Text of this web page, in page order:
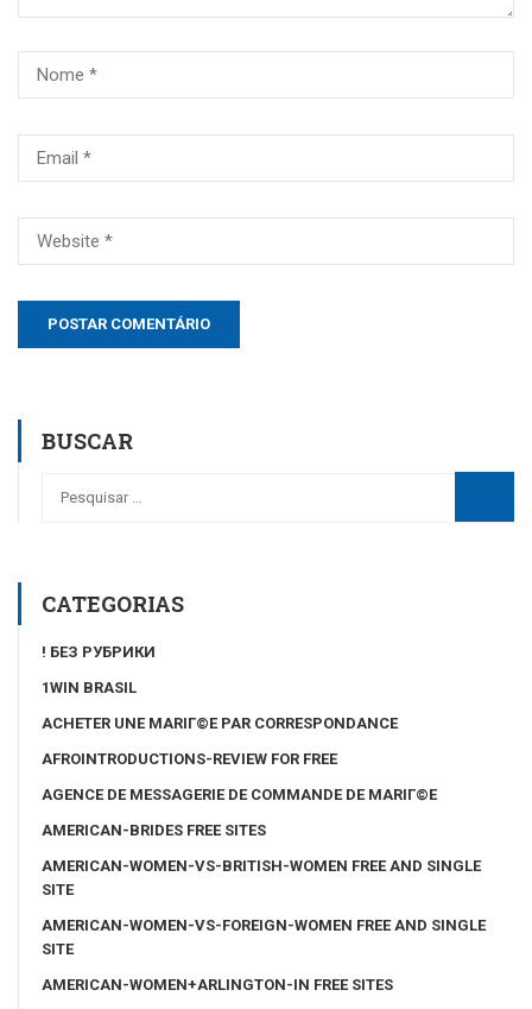
BUSCAR
CATEGORIAS
! БЕЗ РУБРИКИ
1WIN BRASIL
ACHETER UNE MARIГ©E PAR CORRESPONDANCE
AFROINTRODUCTIONS-REVIEW FOR FREE
AGENCE DE MESSAGERIE DE COMMANDE DE MARIГ©E
AMERICAN-BRIDES FREE SITES
AMERICAN-WOMEN-VS-BRITISH-WOMEN FREE AND SINGLE
SITE
AMERICAN-WOMEN-VS-FOREIGN-WOMEN FREE AND SINGLE
SITE
AMERICAN-WOMEN+ARLINGTON-IN FREE SITES